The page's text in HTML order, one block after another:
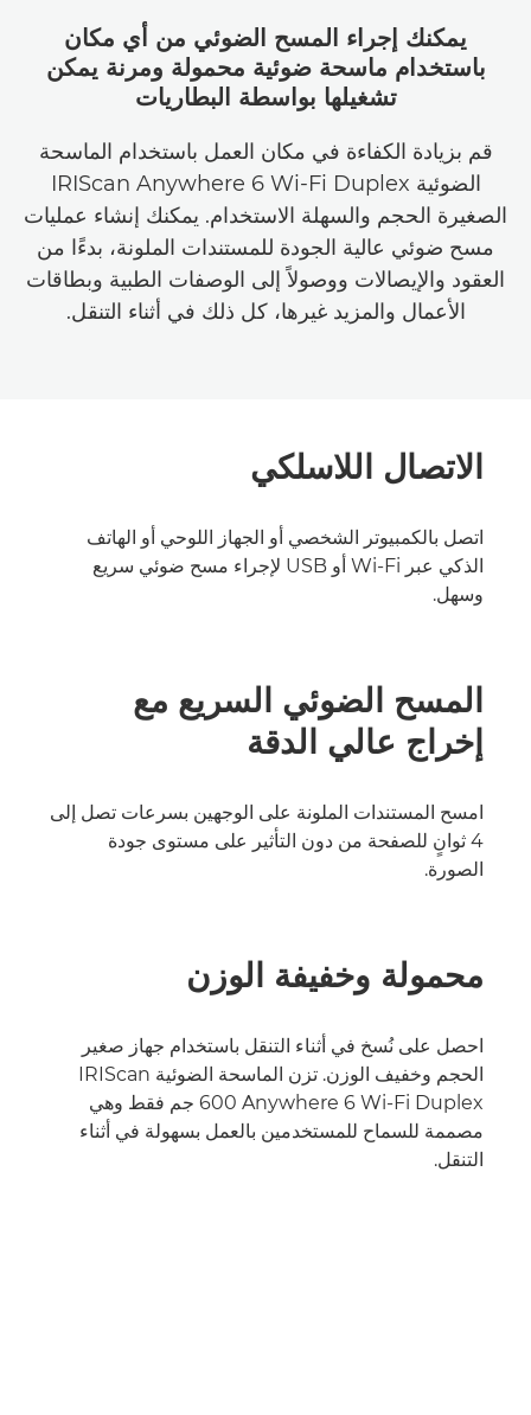
يمكنك إجراء المسح الضوئي من أي مكان
باستخدام ماسحة ضوئية محمولة ومرنة يمكن
تشغيلها بواسطة البطاريات
قم بزيادة الكفاءة في مكان العمل باستخدام الماسحة
الضوئية IRIScan Anywhere 6 Wi-Fi Duplex
الصغيرة الحجم والسهلة الاستخدام. يمكنك إنشاء عمليات
مسح ضوئي عالية الجودة للمستندات الملونة، بدءًا من
العقود والإيصالات ووصولاً إلى الوصفات الطبية وبطاقات
الأعمال والمزيد غيرها، كل ذلك في أثناء التنقل.
الاتصال اللاسلكي
اتصل بالكمبيوتر الشخصي أو الجهاز اللوحي أو الهاتف
الذكي عبر Wi-Fi أو USB لإجراء مسح ضوئي سريع
وسهل.
المسح الضوئي السريع مع
إخراج عالي الدقة
امسح المستندات الملونة على الوجهين بسرعات تصل إلى
4 ثوانٍ للصفحة من دون التأثير على مستوى جودة
الصورة.
محمولة وخفيفة الوزن
احصل على نُسخ في أثناء التنقل باستخدام جهاز صغير
الحجم وخفيف الوزن. تزن الماسحة الضوئية IRIScan
Anywhere 6 Wi-Fi Duplex‏ 600 جم فقط وهي
مصممة للسماح للمستخدمين بالعمل بسهولة في أثناء
التنقل.